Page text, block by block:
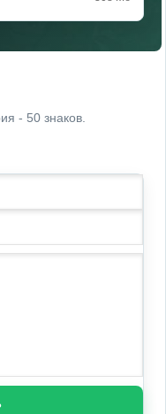
- 50 знаков.